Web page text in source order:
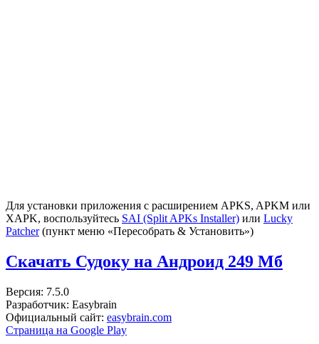
Для установки приложения с расширением APKS, APKM или
XAPK, воспользуйтесь SAI (Split APKs Installer) или Lucky
Patcher(пункт меню «Пересобрать & Установить»)
Скачать Судоку на Андроид 249 Мб
Версия: 7.5.0
Разработчик: Easybrain
Официальный сайт: easybrain.com
Страница на Google Play